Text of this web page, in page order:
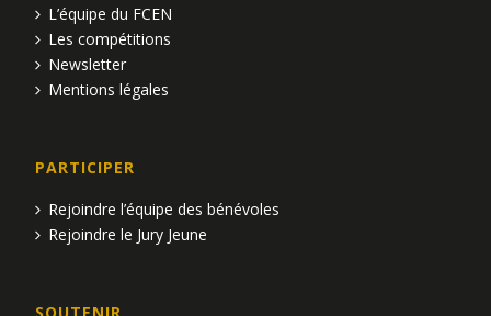
L’équipe du FCEN
Les compétitions
Newsletter
Mentions légales
PARTICIPER
Rejoindre l’équipe des bénévoles
Rejoindre le Jury Jeune